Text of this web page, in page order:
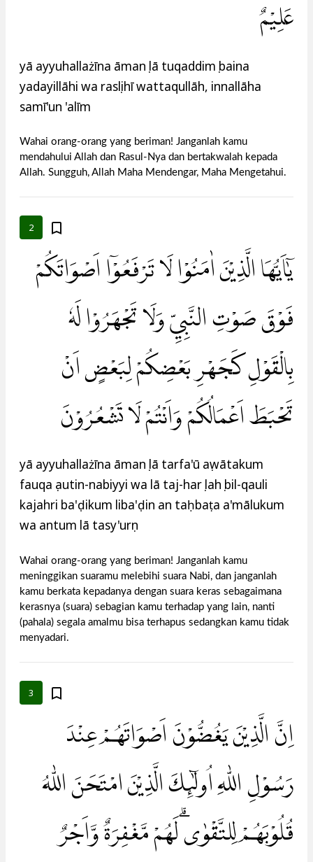
عَلِيْمٌ
yā ayyuhallażīna āmanụ lā tuqaddimụ baina
yadayillāhi wa rasụlihī wattaqullāh, innallāha
samī'un 'alīm
Wahai orang-orang yang beriman! Janganlah kamu
mendahului Allah dan Rasul-Nya dan bertakwalah kepada
Allah. Sungguh, Allah Maha Mendengar, Maha Mengetahui.
2
يٰٓاَيُّهَا الَّذِيْنَ اٰمَنُوْا لَا تَرْفَعُوْٓا اَصْوَاتَكُمْ
فَوْقَ صَوْتِ النَّبِيِّ وَلَا تَجْهَرُوْا لَهٗ
بِالْقَوْلِ كَجَهْرِ بَعْضِكُمْ لِبَعْضٍ اَنْ
تَحْبَطَ اَعْمَالُكُمْ وَاَنْتُمْ لَا تَشْعُرُوْنَ
yā ayyuhallażīna āmanụ lā tarfa'ū aṣwātakum
fauqa ṣautin-nabiyyi wa lā taj-harụ lahụ bil-qauli
kajahri ba'ḍikum liba'ḍin an taḥbaṭa a'mālukum
wa antum lā tasy'urụn
Wahai orang-orang yang beriman! Janganlah kamu
meninggikan suaramu melebihi suara Nabi, dan janganlah
kamu berkata kepadanya dengan suara keras sebagaimana
kerasnya (suara) sebagian kamu terhadap yang lain, nanti
(pahala) segala amalmu bisa terhapus sedangkan kamu tidak
menyadari.
3
اِنَّ الَّذِيْنَ يَغُضُّوْنَ اَصْوَاتَهُمْ عِنْدَ
رَسُوْلِ اللّٰهِ اُولٰۤىِٕكَ الَّذِيْنَ امْتَحَنَ اللّٰهُ
قُلُوْبَهُمْ لِلتَّقْوٰىۗ لَهُمْ مَّغْفِرَةٌ وَّاَجْرٌ